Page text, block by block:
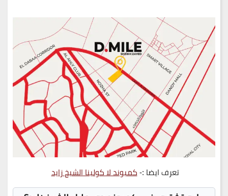
تعرف ايضا :-كمبوند لا كولينا الشيخ زايد